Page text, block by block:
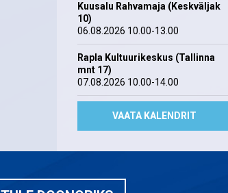
Kuusalu Rahvamaja (Keskväljak
10)
06.08.2026 10.00-13.00
Rapla Kultuurikeskus (Tallinna
mnt 17)
07.08.2026 10.00-14.00
VAATA KALENDRIT